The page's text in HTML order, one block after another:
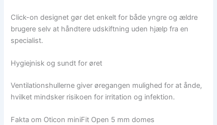
Click-on designet gør det enkelt for både yngre og ældre
brugere selv at håndtere udskiftning uden hjælp fra en
specialist.
Hygiejnisk og sundt for øret
Ventilationshullerne giver øregangen mulighed for at ånde,
hvilket mindsker risikoen for irritation og infektion.
Fakta om Oticon miniFit Open 5 mm domes